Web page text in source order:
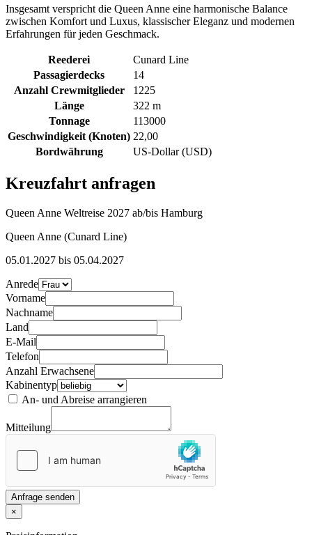
Insgesamt verspricht die Queen Anne eine harmonische Balance
zwischen Komfort und Luxus, klassischer Eleganz und modernen
Erfahrungen für jeden Geschmack.
Reederei
Cunard Line
Passagierdecks
14
Anzahl Crewmitglieder
1225
Länge
322 m
Tonnage
113000
Geschwindigkeit (Knoten) 22,00
Bordwährung
US-Dollar (USD)
Kreuzfahrt anfragen
Queen Anne Weltreise 2027 ab/bis Hamburg
Queen Anne (Cunard Line)
05.01.2027 bis 05.04.2027
Anrede
Vorname
Nachname
Land
E-Mail
Telefon
Anzahl Erwachsene
Kabinentyp
An- und Abreise arrangieren
Mitteilung
Anfrage senden
×